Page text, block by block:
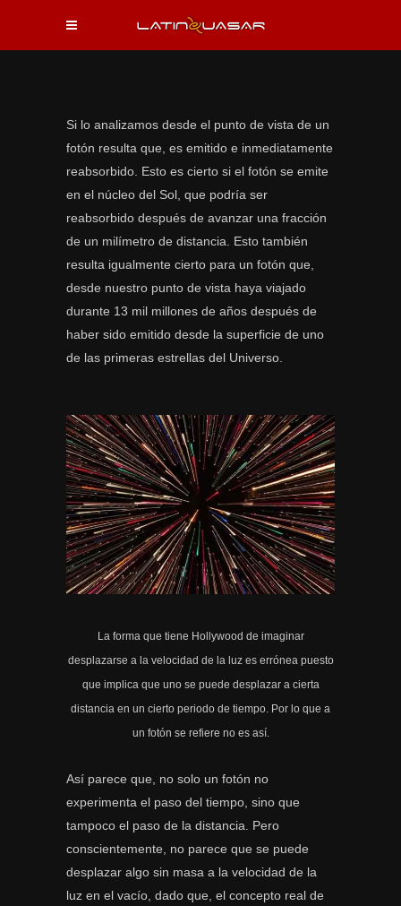
Si lo analizamos desde el punto de vista de un
fotón resulta que, es emitido e inmediatamente
reabsorbido. Esto es cierto si el fotón se emite
en el núcleo del Sol, que podría ser
reabsorbido después de avanzar una fracción
de un milímetro de distancia. Esto también
resulta igualmente cierto para un fotón que,
desde nuestro punto de vista haya viajado
durante 13 mil millones de años después de
haber sido emitido desde la superficie de uno
de las primeras estrellas del Universo.
La forma que tiene Hollywood de imaginar
desplazarse a la velocidad de la luz es errónea puesto
que implica que uno se puede desplazar a cierta
distancia en un cierto periodo de tiempo. Por lo que a
un fotón se refiere no es así.
Así parece que, no solo un fotón no
experimenta el paso del tiempo, sino que
tampoco el paso de la distancia. Pero
conscientemente, no parece que se puede
desplazar algo sin masa a la velocidad de la
luz en el vacío, dado que, el concepto real de